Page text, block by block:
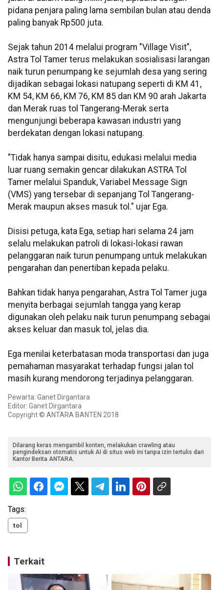
pidana penjara paling lama sembilan bulan atau denda
paling banyak Rp500 juta.
Sejak tahun 2014 melalui program "Village Visit",
Astra Tol Tamer terus melakukan sosialisasi larangan
naik turun penumpang ke sejumlah desa yang sering
dijadikan sebagai lokasi natupang seperti di KM 41,
KM 54, KM 66, KM 76, KM 85 dan KM 90 arah Jakarta
dan Merak ruas tol Tangerang-Merak serta
mengunjungi beberapa kawasan industri yang
berdekatan dengan lokasi natupang.
"Tidak hanya sampai disitu, edukasi melalui media
luar ruang semakin gencar dilakukan ASTRA Tol
Tamer melalui Spanduk, Variabel Message Sign
(VMS) yang tersebar di sepanjang Tol Tangerang-
Merak maupun akses masuk tol." ujar Ega.
Disisi petuga, kata Ega, setiap hari selama 24 jam
selalu melakukan patroli di lokasi-lokasi rawan
pelanggaran naik turun penumpang untuk melakukan
pengarahan dan penertiban kepada pelaku.
Bahkan tidak hanya pengarahan, Astra Tol Tamer juga
menyita berbagai sejumlah tangga yang kerap
digunakan oleh pelaku naik turun penumpang sebagai
akses keluar dan masuk tol, jelas dia.
Ega menilai keterbatasan moda transportasi dan juga
pemahaman masyarakat terhadap fungsi jalan tol
masih kurang mendorong terjadinya pelanggaran.
Pewarta: Ganet Dirgantara
Editor: Ganet Dirgantara
Copyright © ANTARA BANTEN 2018
Dilarang keras mengambil konten, melakukan crawling atau
pengindeksan otomatis untuk AI di situs web ini tanpa izin tertulis dari
Kantor Berita ANTARA.
Tags:
tol
Terkait